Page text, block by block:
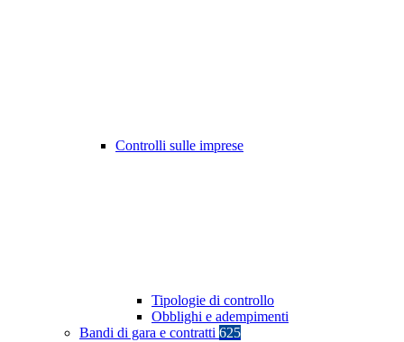
Controlli sulle imprese
Tipologie di controllo
Obblighi e adempimenti
Bandi di gara e contratti 625